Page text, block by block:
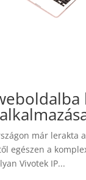
már
egészen a
Vivotek IP...